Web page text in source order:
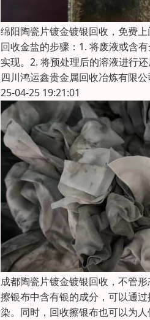
绵阳陶瓷片镀金镀银回收，免费
回收金盐的步骤：1. 将废液或含
实现。2. 将预处理后的溶液进行
四川鸿运鑫贵金属回收冶炼有限公
25-04-25 19:21:01
成都陶瓷片镀金镀银回收，不管
擦银布中含有银的成分，可以通
染。同时，回收擦银布也可以为